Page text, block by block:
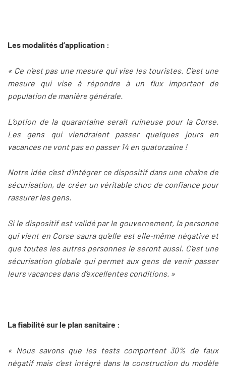
Les modalités d’application :
« Ce n’est pas une mesure qui vise les touristes. C’est une
mesure qui vise à répondre à un flux important de
population de manière générale.
L’option de la quarantaine serait ruineuse pour la Corse.
Les gens qui viendraient passer quelques jours en
vacances ne vont pas en passer 14 en quatorzaine !
Notre idée c’est d’intégrer ce dispositif dans une chaîne de
sécurisation, de créer un véritable choc de confiance pour
rassurer les gens.
Si le dispositif est validé par le gouvernement, la personne
qui vient en Corse saura qu’elle est elle-même négative et
que toutes les autres personnes le seront aussi. C’est une
sécurisation globale qui permet aux gens de venir passer
leurs vacances dans d’excellentes conditions. »
La fiabilité sur le plan sanitaire :
« Nous savons que les tests comportent 30% de faux
négatif mais c’est intégré dans la construction du modèle